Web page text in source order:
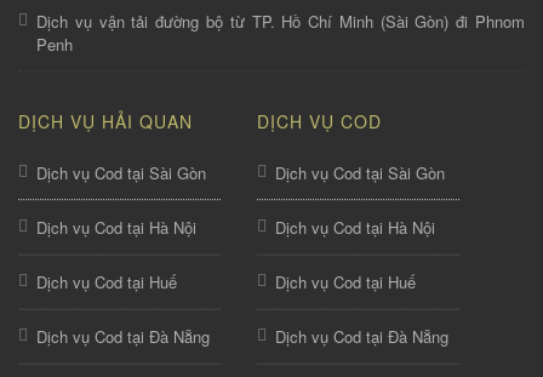
Dịch vụ vận tải đường bộ từ TP. Hồ Chí Minh (Sài Gòn) đi Phnom
Penh
DỊCH VỤ HẢI QUAN
Dịch vụ Cod tại Sài Gòn
Dịch vụ Cod tại Hà Nội
Dịch vụ Cod tại Huế
Dịch vụ Cod tại Đà Nẵng
DỊCH VỤ COD
Dịch vụ Cod tại Sài Gòn
Dịch vụ Cod tại Hà Nội
Dịch vụ Cod tại Huế
Dịch vụ Cod tại Đà Nẵng